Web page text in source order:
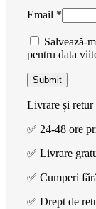
Email *
Salvează-
pentru data
Livrare și retur
✅ 24-48 ore
✅ Livrare
✅ Cumperi
✅ Drept de